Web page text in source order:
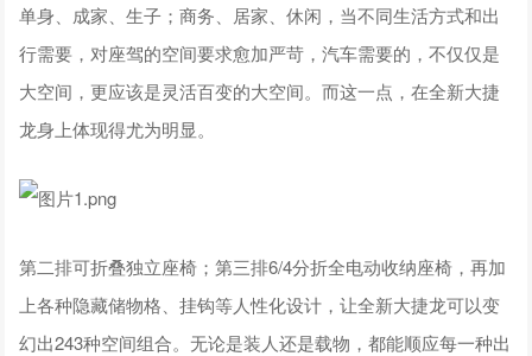
单身、成家、生子；商务、居家、休闲，当不同生活方式和出
行需要，对座驾的空间要求愈加严苛，汽车需要的，不仅仅是
大空间，更应该是灵活百变的大空间。而这一点，在全新大捷
龙身上体现得尤为明显。
第二排可折叠独立座椅；第三排6/4分折全电动收纳座椅，再加
上各种隐藏储物格、挂钩等人性化设计，让全新大捷龙可以变
幻出243种空间组合。无论是装人还是载物，都能顺应每一种出